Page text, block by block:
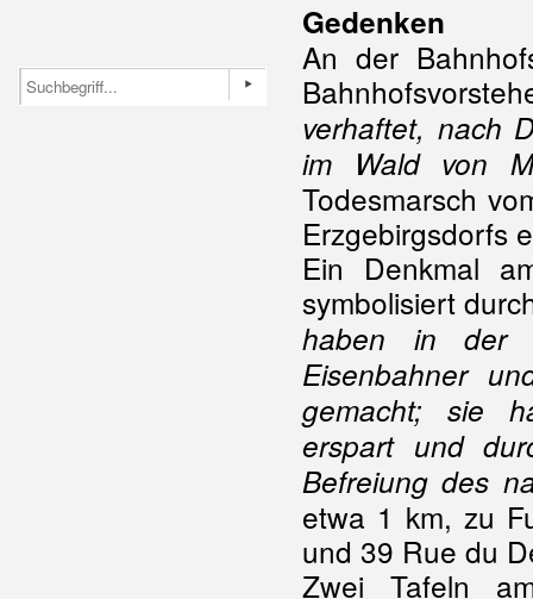
Gedenken
An der
verhaftet, nach
im Wald von
Todesmarsch
Erzgebirgsdorfs
Ein Denkmal
symbolisiert
haben in der
Eisenbahner
gemacht; sie
erspart und
Befreiung des
etwa 1 km, zu
und 39 Rue du
Zwei Tafeln